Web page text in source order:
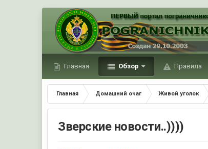
Главная Обзор Правила
Главная Домашний очаг Живой уголок
Зверские новости..))))